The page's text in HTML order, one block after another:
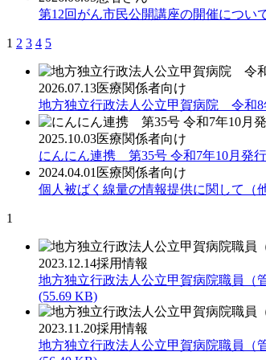
第12回がん市民公開講座の開催につい
1 2 3 4 5
2026.07.13医療関係者向け
地方独立行政法人公立甲賀病院 令和
2025.10.03医療関係者向け
にんにん連携 第35号 令和7年10月発行
2024.04.01 医療関係者向け
個人被ばく線量の情報提供に関して（
1
2023.12.14採用情報
地方独立行政法人公立甲賀病院職員
(55.69 KB)
2023.11.20採用情報
地方独立行政法人公立甲賀病院職員